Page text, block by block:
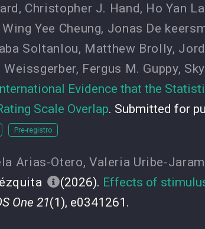
, Christopher J. Hand, Ho Yan
Wing Yee Cheung, Jonas De
Soltanlou, Matthew Brolly,
Weissgerber, Fergus M. Guppy,
Evidence that the
Scale Overlap. Submitted for
Pre-registro
Arias-Otero, Valeria Uribe-
(2026). Effects of
One 21(1), e0341261.